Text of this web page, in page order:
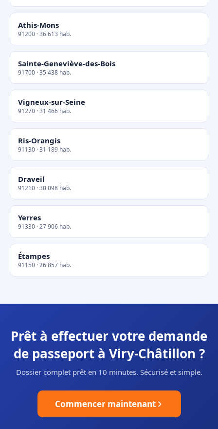
Athis-Mons
91200 · 36 613 hab.
Sainte-Geneviève-des-Bois
91700 · 35 438 hab.
Vigneux-sur-Seine
91270 · 31 466 hab.
Ris-Orangis
91130 · 31 189 hab.
Draveil
91210 · 30 098 hab.
Yerres
91330 · 27 906 hab.
Étampes
91150 · 26 857 hab.
Prêt à effectuer votre demande
de passeport à Viry-Châtillon ?
Dossier complet prêt en 10 minutes. Sécurisé et simple.
Commencer maintenant